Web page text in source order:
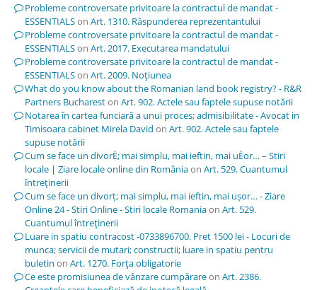
Probleme controversate privitoare la contractul de mandat -
ESSENTIALSon Art. 1310. Răspunderea reprezentantului
Probleme controversate privitoare la contractul de mandat -
ESSENTIALSon Art. 2017. Executarea mandatului
Probleme controversate privitoare la contractul de mandat -
ESSENTIALSon Art. 2009. Noţiunea
What do you know about the Romanian land book registry? - R&R
Partners Buchareston Art. 902. Actele sau faptele supuse notării
Notarea în cartea funciară a unui proces; admisibilitate - Avocat in
Timisoara cabinet Mirela David on Art. 902. Actele sau faptele
supuse notării
Cum se face un divorÈ; mai simplu, mai ieftin, mai uÈor… – Stiri
locale | Ziare locale online din Româniaon Art. 529. Cuantumul
întreţinerii
Cum se face un divorț; mai simplu, mai ieftin, mai ușor… - Ziare
Online 24 - Stiri Online - Stiri locale Romaniaon Art. 529.
Cuantumul întreţinerii
Luare in spatiu contracost -0733896700. Pret 1500 lei - Locuri de
munca; servicii de mutari; constructii; luare in spatiu pentru
buletin on Art. 1270. Forţa obligatorie
Ce este promisiunea de vânzare cumpărareon Art. 2386.